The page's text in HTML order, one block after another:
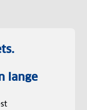
lange